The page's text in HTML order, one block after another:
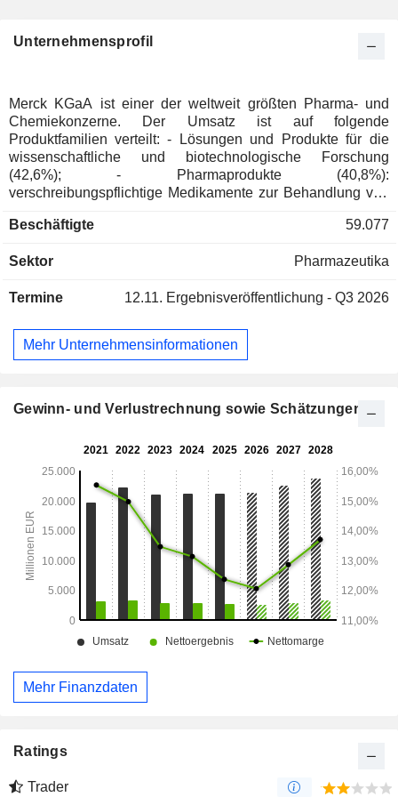
Unternehmensprofil
Merck KGaA ist einer der weltweit größten Pharma- und
Chemiekonzerne. Der Umsatz ist auf folgende
Produktfamilien verteilt: - Lösungen und Produkte für die
wissenschaftliche und biotechnologische Forschung
(42,6%); - Pharmaprodukte (40,8%):
verschreibungspflichtige Medikamente zur Behandlung von
Unfruchtbarkeit, Herz-Kreislauf-Erkrankungen,
Entzündungskrankheiten usw.; - Performance-Materialien für
Flüssigkristalle, Pigmente und Additive, organische
Verteilung des Umsatzes sieht aus wie folgt: Deutschland
(4,8%), Schweiz (1,9%), Europa (23,7%), Vereinigte Staaten
(3,7%).
Beschäftigte 59.077
Sektor Pharmazeutika
Termine 12.11. Ergebnisveröffentlichung - Q3 2026
Mehr Unternehmensinformationen
Gewinn- und Verlustrechnung sowie Schätzungen
Mehr Finanzdaten
Ratings
Trader